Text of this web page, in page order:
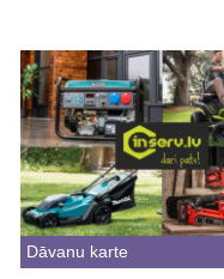
Dāvanu karte